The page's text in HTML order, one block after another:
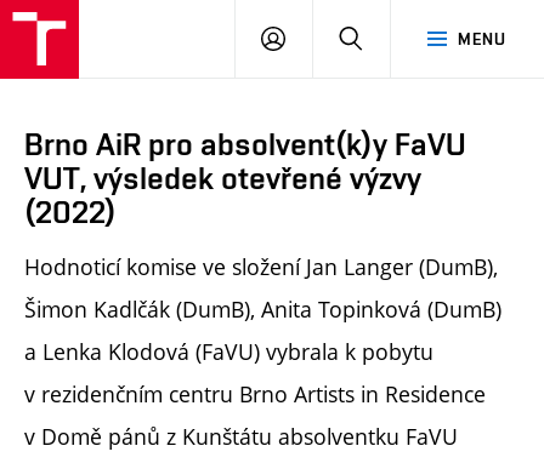
MENU
PŘIHLÁSIT
Brno AiR pro absolvent(k)y FaVU
VUT, výsledek otevřené výzvy
(2022)
Hodnoticí komise ve složení Jan Langer (DumB),
Šimon Kadlčák (DumB), Anita Topinková (DumB)
a Lenka Klodová (FaVU) vybrala k pobytu
v rezidenčním centru Brno Artists in Residence
v Domě pánů z Kunštátu absolventku FaVU